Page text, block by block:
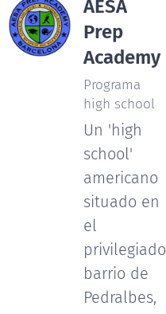
AESA
Prep
Academy
Programa
high school
Un 'high
school'
americano
situado en
el
privilegiado
barrio de
Pedralbes,